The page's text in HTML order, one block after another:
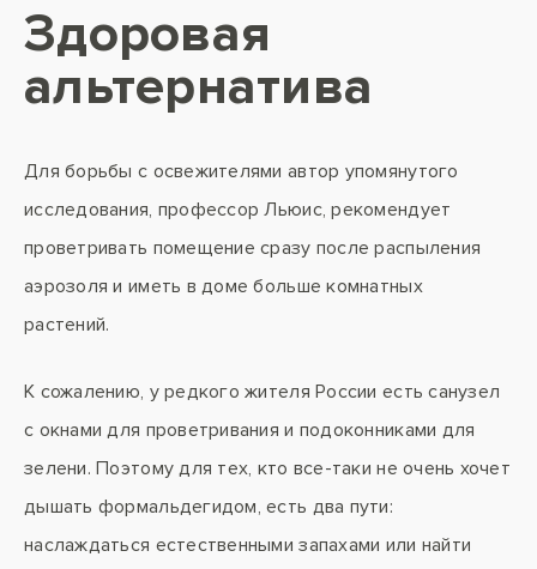
Здоровая
альтернатива
Для борьбы с освежителями автор упомянутого
исследования, профессор Льюис, рекомендует
проветривать помещение сразу после распыления
аэрозоля и иметь в доме больше комнатных
растений.
К сожалению, у редкого жителя России есть санузел
с окнами для проветривания и подоконниками для
зелени. Поэтому для тех, кто все-таки не очень хочет
дышать формальдегидом, есть два пути:
наслаждаться естественными запахами или найти